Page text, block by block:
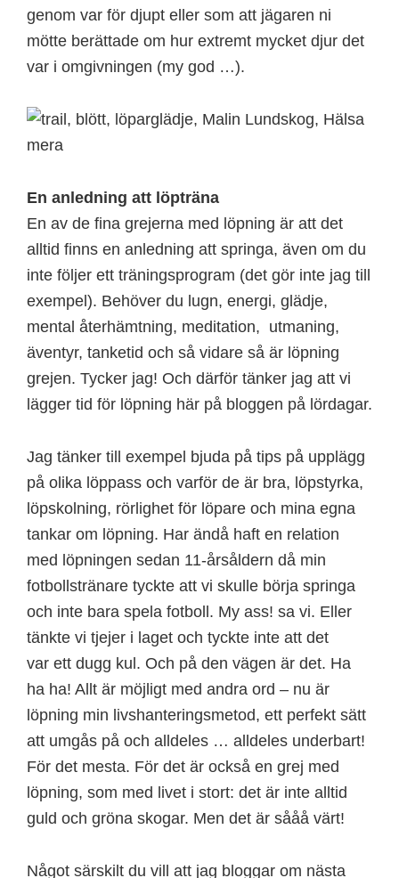
genom var för djupt eller som att jägaren ni
mötte berättade om hur extremt mycket djur det
var i omgivningen (my god …).
En anledning att löpträna
En av de fina grejerna med löpning är att det
alltid finns en anledning att springa, även om du
inte följer ett träningsprogram (det gör inte jag till
exempel). Behöver du lugn, energi, glädje,
mental återhämtning, meditation, utmaning,
äventyr, tanketid och så vidare så är löpning
grejen. Tycker jag! Och därför tänker jag att vi
lägger tid för löpning här på bloggen på lördagar.
Jag tänker till exempel bjuda på tips på upplägg
på olika löppass och varför de är bra, löpstyrka,
löpskolning, rörlighet för löpare och mina egna
tankar om löpning. Har ändå haft en relation
med löpningen sedan 11-årsåldern då min
fotbollstränare tyckte att vi skulle börja springa
och inte bara spela fotboll. My ass! sa vi. Eller
tänkte vi tjejer i laget och tyckte inte att det
var ett dugg kul. Och på den vägen är det. Ha
ha ha! Allt är möjligt med andra ord – nu är
löpning min livshanteringsmetod, ett perfekt sätt
att umgås på och alldeles … alldeles underbart!
För det mesta. För det är också en grej med
löpning, som med livet i stort: det är inte alltid
guld och gröna skogar. Men det är sååå värt!
Något särskilt du vill att jag bloggar om nästa